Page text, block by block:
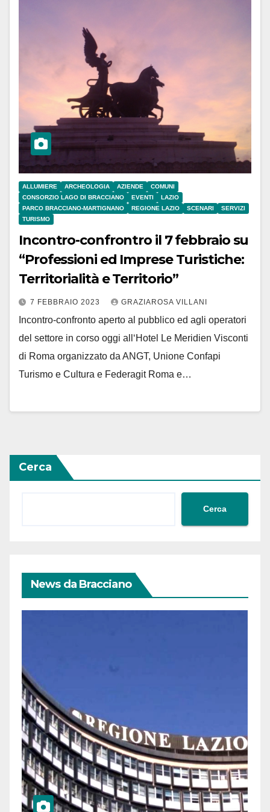
ALLUMIERE ARCHEOLOGIA AZIENDE
COMUNI
CONSORZIO LAGO DI BRACCIANO
EVENTI
LAZIO
PARCO BRACCIANO-MARTIGNANO
REGIONE LAZIO SCENARI
SERVIZI
TURISMO
Incontro-confrontro il 7 febbraio su
“Professioni ed Imprese Turistiche:
Territorialità e Territorio”
7 FEBBRAIO 2023 GRAZIAROSA VILLANI
Incontro-confronto aperto al pubblico ed agli operatori
del settore in corso oggi all‘Hotel Le Meridien Visconti
di Roma organizzato da ANGT, Unione Confapi
Turismo e Cultura e Federagit Roma e…
Cerca
Cerca
News da Bracciano